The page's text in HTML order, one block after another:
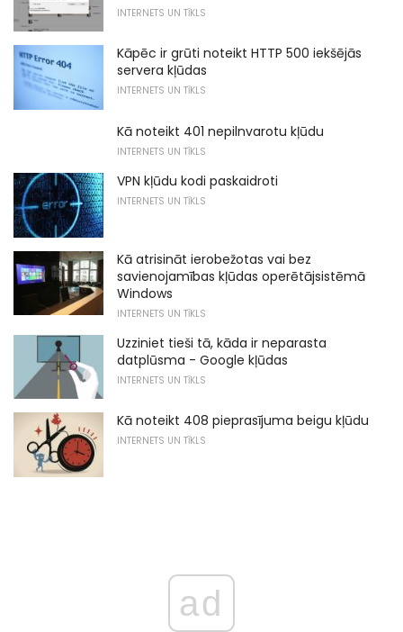
INTERNETS UN TĪKLS
Kāpēc ir grūti noteikt HTTP 500 iekšējās
servera kļūdas
INTERNETS UN TĪKLS
Kā noteikt 401 nepilnvarotu kļūdu
INTERNETS UN TĪKLS
VPN kļūdu kodi paskaidroti
INTERNETS UN TĪKLS
Kā atrisināt ierobežotas vai bez
savienojamības kļūdas operētājsistēmā
Windows
INTERNETS UN TĪKLS
Uzziniet tieši tā, kāda ir neparasta
datplūsma - Google kļūdas
INTERNETS UN TĪKLS
Kā noteikt 408 pieprasījuma beigu kļūdu
INTERNETS UN TĪKLS
ad